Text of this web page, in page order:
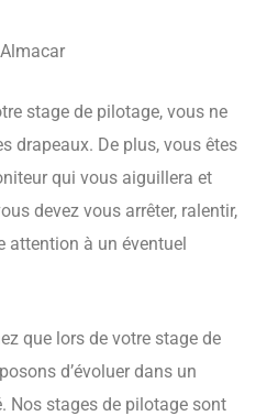
Almacar
stage de pilotage, vous ne
drapeaux. De plus, vous êtes
qui vous aiguillera et
devez vous arrêter, ralentir,
attention à un éventuel
que lors de votre stage de
d’évoluer dans un
Nos stages de pilotage sont